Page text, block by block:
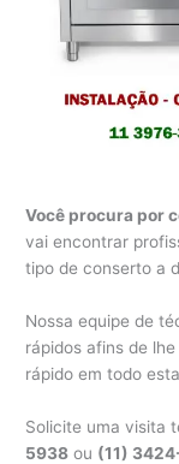
Você procura por
vai encontrar
tipo de conserto a
Nossa equipe de
rápidos afins de
rápido em todo
Solicite uma visita
5938 ou (11)